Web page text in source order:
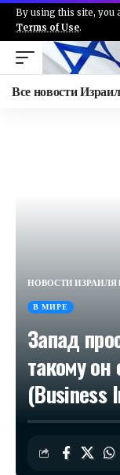
By using this site, you
Terms of Use.
Все новости
НОВОСТИ ИЗРАИЛЯ
В МИРЕ
Запад
такому он
(Business